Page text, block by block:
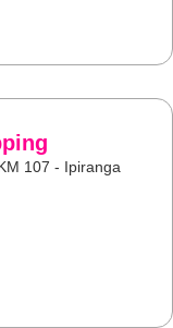
107 - Ipiranga